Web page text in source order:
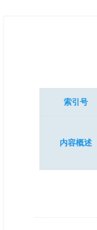
索引号
内容概述